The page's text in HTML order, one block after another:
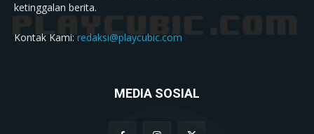
ketinggalan berita.
Kontak Kami:redaksi@playcubic.com
MEDIA SOSIAL